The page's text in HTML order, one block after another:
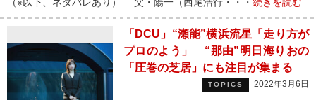
「DCU」“瀬能”横浜流星「走り方が
プロのよう」 “那由”明日海りおの
「圧巻の芝居」にも注目が集まる
TOPICS 2022年3月6日